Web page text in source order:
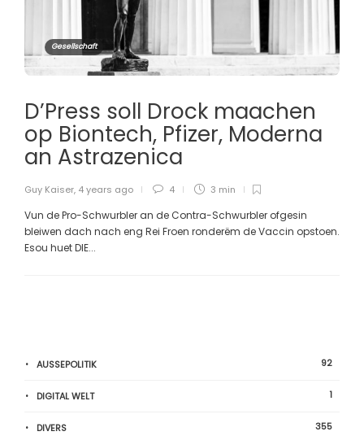
Gesellschaft
D’Press soll Drock maachen
op Biontech, Pfizer, Moderna
an Astrazenica
Guy Kaiser, 4 years ago 4 3 min
Vun de Pro-Schwurbler an de Contra-Schwurbler ofgesin
bleiwen dach nach eng Rei Froen ronderëm de Vaccin opstoen.
Esou huet DIE...
AUSSEPOLITIK 92
DIGITAL WELT 1
DIVERS 355